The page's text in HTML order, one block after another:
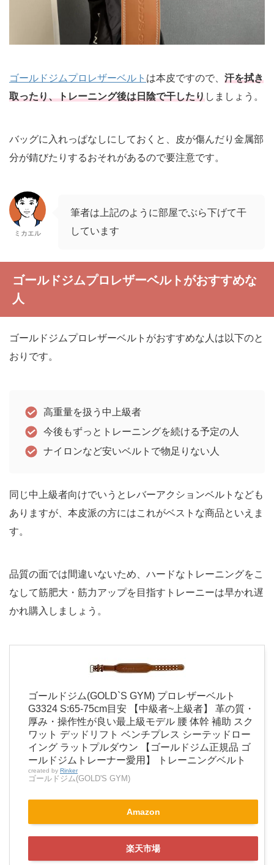
ゴールドジムプロレザーベルト は本皮ですので、 汗を拭き
取ったり、トレーニング後は日陰で干したりしましょう。
バッグに入れっぱなしにしておくと、皮が傷んだり金属部
分が錆びたりするおそれがあるので要注意です。
ミカエル
筆者は上記のように部屋でぶら下げて干
しています
ゴールドジムプロレザーベルトがおすすめな
人
ゴールドジムプロレザーベルトがおすすめな人は以下のと
おりです。
高重量を扱う中上級者
今後もずっとトレーニングを続ける予定の人
ナイロンなど安いベルトで物足りない人
同じ中上級者向けでいうとレバーアクションベルトなども
ありますが、本皮派の方にはこれがベストな商品といえま
す。
品質の面では間違いないため、ハードなトレーニングをこ
なして筋肥大・筋力アップを目指すトレーニーは早かれ遅
かれ購入しましょう。
ゴールドジム(GOLD`S GYM) プロレザーベルト
G3324 S:65-75cm目安 【中級者~上級者】 革の質・
厚み・操作性が良い最上級モデル 腰 体幹 補助 スク
ワット デッドリフト ベンチプレス シーテッドロー
イング ラットプルダウン 【ゴールドジム正規品 ゴ
ールドジムトレーナー愛用】 トレーニングベルト
created by Rinker
ゴールドジム(GOLD'S GYM)
Amazon
楽天市場